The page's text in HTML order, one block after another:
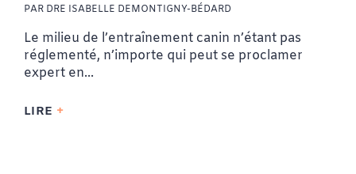
PAR DRE ISABELLE DEMONTIGNY-BÉDARD
Le milieu de l’entraînement canin n’étant pas
réglementé, n’importe qui peut se proclamer
expert en...
LIRE